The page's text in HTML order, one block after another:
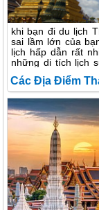
khi bạn đi du lịch
sai lầm lớn của
lịch hấp dẫn rất
những di tích lịch
tuần lễ bạn mới
tại Bangkok vì ở
phương xa.
Các Địa Điểm